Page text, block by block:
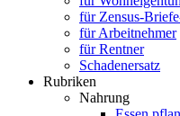
für Zensus-
für Arbeitnehmer
für Rentner
Schadenersatz
Rubriken
Nahrung